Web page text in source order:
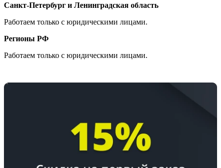
Санкт-Петербург и Ленинградская область
Работаем только с юридическими лицами.
Регионы РФ
Работаем только с юридическими лицами.